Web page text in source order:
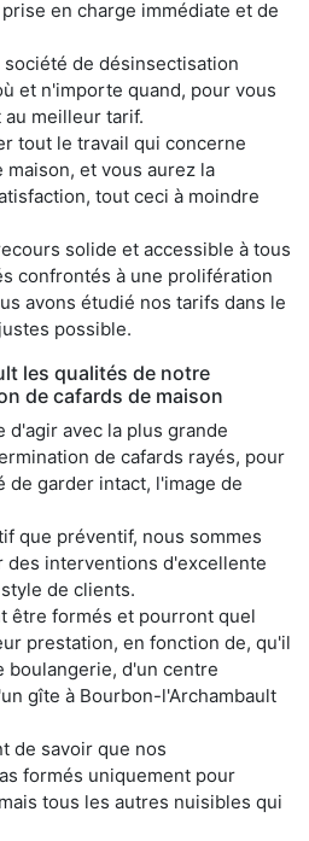
en charge immédiate et de
de désinsectisation
et n'importe quand, pour vous
meilleur tarif.
tout le travail qui concerne
et vous aurez la
tout ceci à moindre
solide et accessible à tous
confrontés à une prolifération
avons étudié nos tarifs dans le
possible.
les qualités de notre
de cafards de maison
d'agir avec la plus grande
de cafards rayés, pour
garder intact, l'image de
que préventif, nous sommes
des interventions d'excellente
de clients.
être formés et pourront quel
prestation, en fonction de, qu'il
boulangerie, d'un centre
gîte à Bourbon-l'Archambault
de savoir que nos
formés uniquement pour
tous les autres nuisibles qui